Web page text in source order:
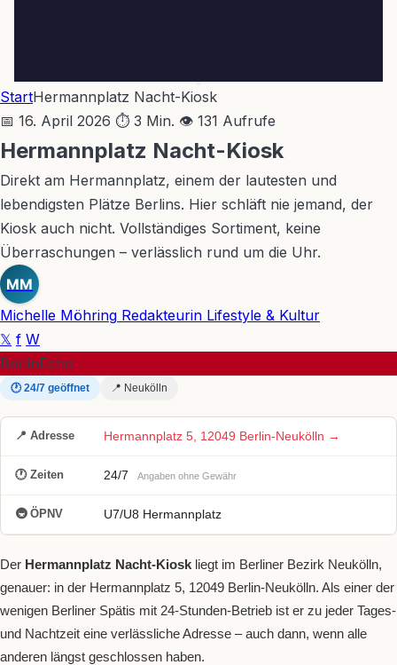
StartHermannplatz Nacht-Kiosk
📅 16. April 2026 ⏱ 3 Min. 👁 131 Aufrufe
Hermannplatz Nacht-Kiosk
Direkt am Hermannplatz, einem der lautesten und
lebendigsten Plätze Berlins. Hier schläft nie jemand, der
Kiosk auch nicht. Vollständiges Sortiment, keine
Überraschungen – verlässlich rund um die Uhr.
MM
Michelle Möhring Redakteurin Lifestyle & Kultur
𝕏 f W
BerlinEcho
🕐 24/7 geöffnet 📍 Neukölln
📍 Adresse Hermannplatz 5, 12049 Berlin-Neukölln →
🕐 Zeiten 24/7 Angaben ohne Gewähr
🚇 ÖPNV U7/U8 Hermannplatz
Der Hermannplatz Nacht-Kiosk liegt im Berliner Bezirk Neukölln,
genauer: in der Hermannplatz 5, 12049 Berlin-Neukölln. Als einer der
wenigen Berliner Spätis mit 24-Stunden-Betrieb ist er zu jeder Tages-
und Nachtzeit eine verlässliche Adresse – auch dann, wenn alle
anderen längst geschlossen haben.